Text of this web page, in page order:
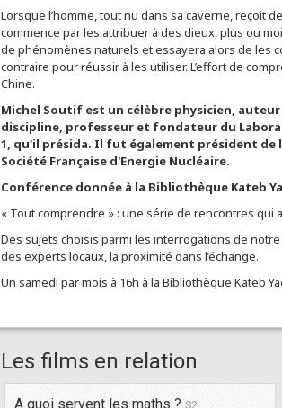
Lorsque l’homme, tout nu dans sa caverne, reçoit
commence par les attribuer à des dieux, plus ou
de phénomènes naturels et essayera alors de les
contraire pour réussir à les utiliser. L’effort de
Chine.
Michel Soutif est un célèbre physicien,
discipline, professeur et fondateur du
1, qu'il présida. Il fut également président de
Société Française d'Energie Nucléaire.
Conférence donnée à la Bibliothèque Kateb
« Tout comprendre » : une série de rencontres qui
Des sujets choisis parmi les interrogations de
des experts locaux, la proximité dans l’échange.
Un samedi par mois à 16h à la Bibliothèque Kateb
Les films en relation
A quoi servent les maths ? S2